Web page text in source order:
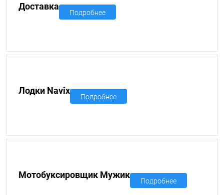
Доставка
Подробнее
Лодки Navix
Подробнее
Мотобуксировщик Мужик
Подробнее